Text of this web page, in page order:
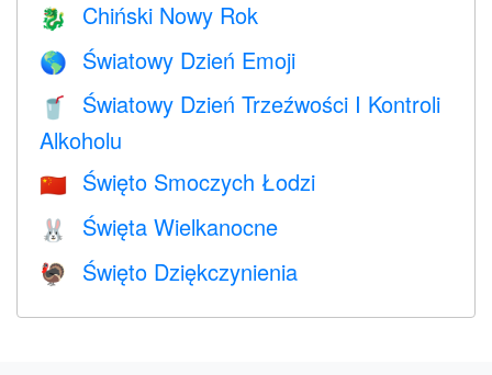
🐉 Chiński Nowy Rok
🌎 Światowy Dzień Emoji
🥤
Światowy Dzień Trzeźwości I Kontroli
Alkoholu
🇨🇳 Święto Smoczych Łodzi
🐰 Święta Wielkanocne
🦃 Święto Dziękczynienia